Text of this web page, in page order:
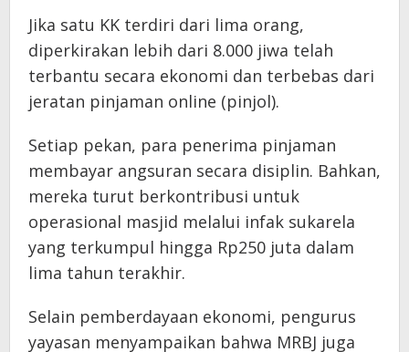
Jika satu KK terdiri dari lima orang,
diperkirakan lebih dari 8.000 jiwa telah
terbantu secara ekonomi dan terbebas dari
jeratan pinjaman online (pinjol).
Setiap pekan, para penerima pinjaman
membayar angsuran secara disiplin. Bahkan,
mereka turut berkontribusi untuk
operasional masjid melalui infak sukarela
yang terkumpul hingga Rp250 juta dalam
lima tahun terakhir.
Selain pemberdayaan ekonomi, pengurus
yayasan menyampaikan bahwa MRBJ juga